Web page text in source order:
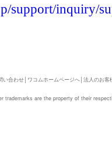
support/inquiry/
い合わせ│ ワコムホームページへ│ 法人のお客
are the property of their